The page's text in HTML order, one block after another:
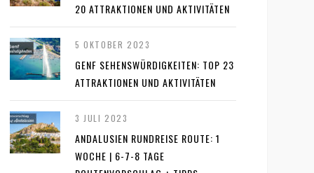
20 ATTRAKTIONEN UND AKTIVITÄTEN
5 OKTOBER 2023
GENF SEHENSWÜRDIGKEITEN: TOP 23
ATTRAKTIONEN UND AKTIVITÄTEN
3 JULI 2023
ANDALUSIEN RUNDREISE ROUTE: 1
WOCHE | 6-7-8 TAGE